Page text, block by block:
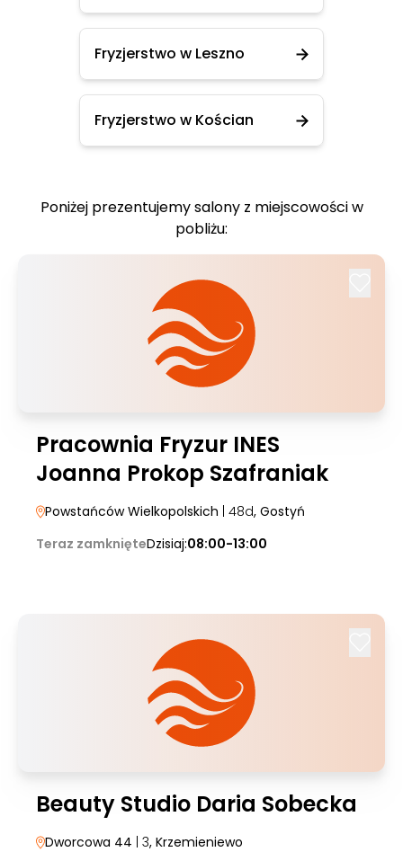
Fryzjerstwo w Leszno
Fryzjerstwo w Kościan
Poniżej prezentujemy salony z miejscowości w
pobliżu:
Pracownia Fryzur INES
Joanna Prokop Szafraniak
Powstańców Wielkopolskich | 48d, Gostyń
Teraz zamknięteDzisiaj:08:00-13:00
Beauty Studio Daria Sobecka
Dworcowa 44 | 3, Krzemieniewo